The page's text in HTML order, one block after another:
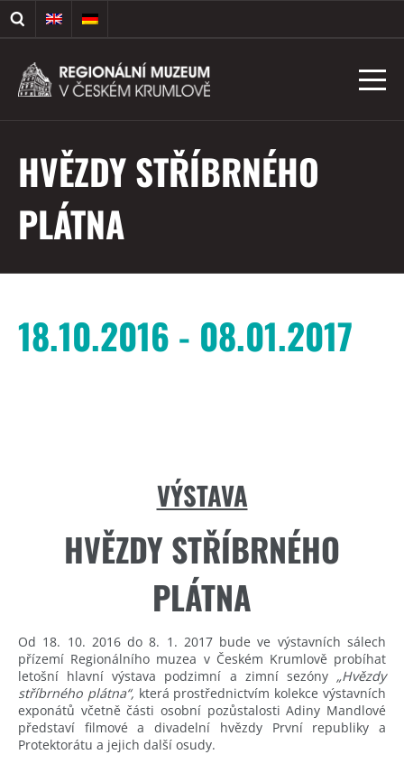
HVĚZDY STŘÍBRNÉHO
PLÁTNA
18.10.2016 - 08.01.2017
VÝSTAVA
HVĚZDY STŘÍBRNÉHO
PLÁTNA
Od 18. 10. 2016 do 8. 1. 2017 bude ve výstavních sálech
přízemí Regionálního muzea v Českém Krumlově probíhat
letošní hlavní výstava podzimní a zimní sezóny „Hvězdy
stříbrného plátna“, která prostřednictvím kolekce výstavních
exponátů včetně části osobní pozůstalosti Adiny Mandlové
představí filmové a divadelní hvězdy První republiky a
Protektorátu a jejich další osudy.